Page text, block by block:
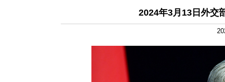
2024年3月13日外交